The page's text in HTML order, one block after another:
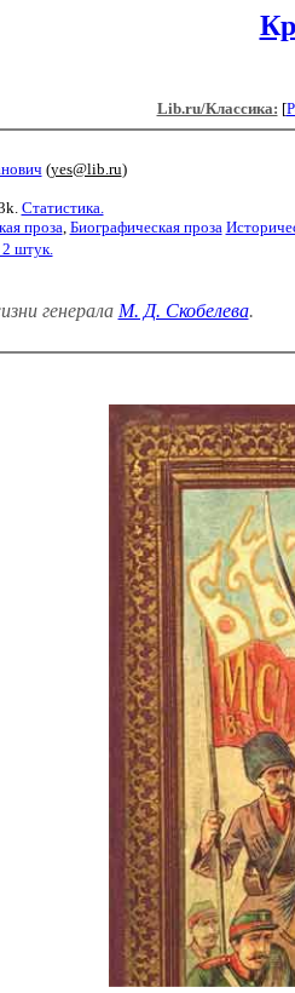
Lib.ru/Классика: [
(yes@lib.ru)
Статистика.
проза Биографическая проза
штук.
генерала М. Д. Скобелева.